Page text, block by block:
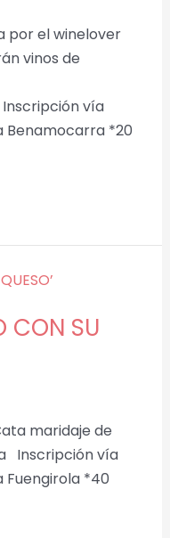
por el winelover
vinos de
vía
Benamocarra *20
CON SU
maridaje de
Inscripción vía
Fuengirola *40